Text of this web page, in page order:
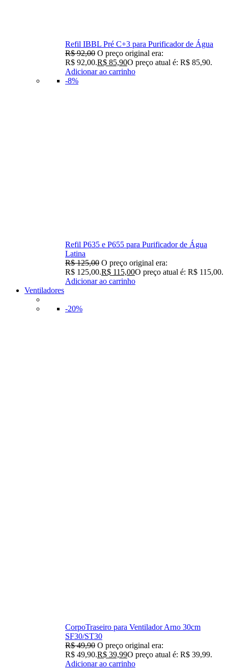
Refil IBBL Pré C+3 para Purificador de Água
R$92,00 O preço original era:
R$ 92,00.R$ 85,90O preço atual é: R$ 85,90.
Adicionar ao carrinho
-8%
Refil P635 e P655 para Purificador de Água
Latina
R$125,00 O preço original era:
R$ 125,00.R$ 115,00O preço atual é: R$ 115,00.
Adicionar ao carrinho
Ventiladores
-20%
CorpoTraseiro para Ventilador Arno 30cm
SF30/ST30
R$49,90 O preço original era:
R$ 49,90.R$ 39,99O preço atual é: R$ 39,99.
Adicionar ao carrinho